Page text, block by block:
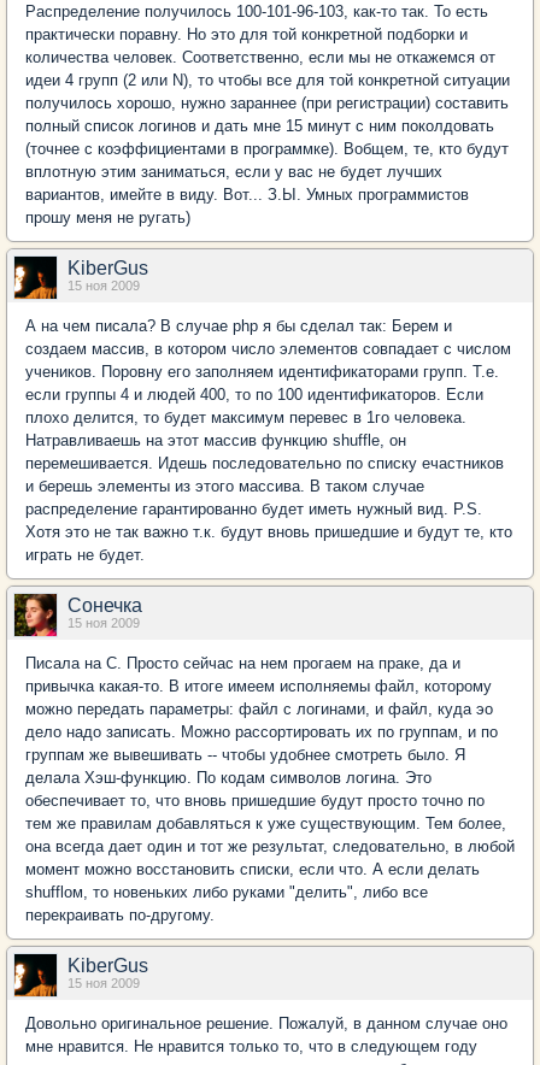
Распределение получилось 100-101-96-103, как-то так. То есть
практически поравну. Но это для той конкретной подборки и
количества человек. Соответственно, если мы не откажемся от
идеи 4 групп (2 или N), то чтобы все для той конкретной ситуации
получилось хорошо, нужно зараннее (при регистрации) составить
полный список логинов и дать мне 15 минут с ним поколдовать
(точнее с коэффициентами в программке). Вобщем, те, кто будут
вплотную этим заниматься, если у вас не будет лучших
вариантов, имейте в виду. Вот... З.Ы. Умных программистов
прошу меня не ругать)
KiberGus
15 ноя 2009
А на чем писала? В случае php я бы сделал так: Берем и
создаем массив, в котором число элементов совпадает с числом
учеников. Поровну его заполняем идентификаторами групп. Т.е.
если группы 4 и людей 400, то по 100 идентификаторов. Если
плохо делится, то будет максимум перевес в 1го человека.
Натравливаешь на этот массив функцию shuffle, он
перемешивается. Идешь последовательно по списку ечастников
и берешь элементы из этого массива. В таком случае
распределение гарантированно будет иметь нужный вид. P.S.
Хотя это не так важно т.к. будут вновь пришедшие и будут те, кто
играть не будет.
Сонечка
15 ноя 2009
Писала на С. Просто сейчас на нем прогаем на праке, да и
привычка какая-то. В итоге имеем исполняемы файл, которому
можно передать параметры: файл с логинами, и файл, куда эо
дело надо записать. Можно рассортировать их по группам, и по
группам же вывешивать -- чтобы удобнее смотреть было. Я
делала Хэш-функцию. По кодам символов логина. Это
обеспечивает то, что вновь пришедшие будут просто точно по
тем же правилам добавляться к уже существующим. Тем более,
она всегда дает один и тот же результат, следовательно, в любой
момент можно восстановить списки, если что. А если делать
shufflом, то новеньких либо руками "делить", либо все
перекраивать по-другому.
KiberGus
15 ноя 2009
Довольно оригинальное решение. Пожалуй, в данном случае оно
мне нравится. Не нравится только то, что в следующем году